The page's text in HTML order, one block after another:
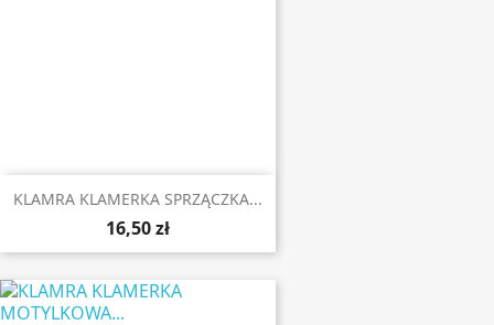
KLAMRA KLAMERKA SPRZĄCZKA...
16,50 zł